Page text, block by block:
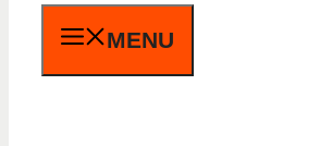
MENU